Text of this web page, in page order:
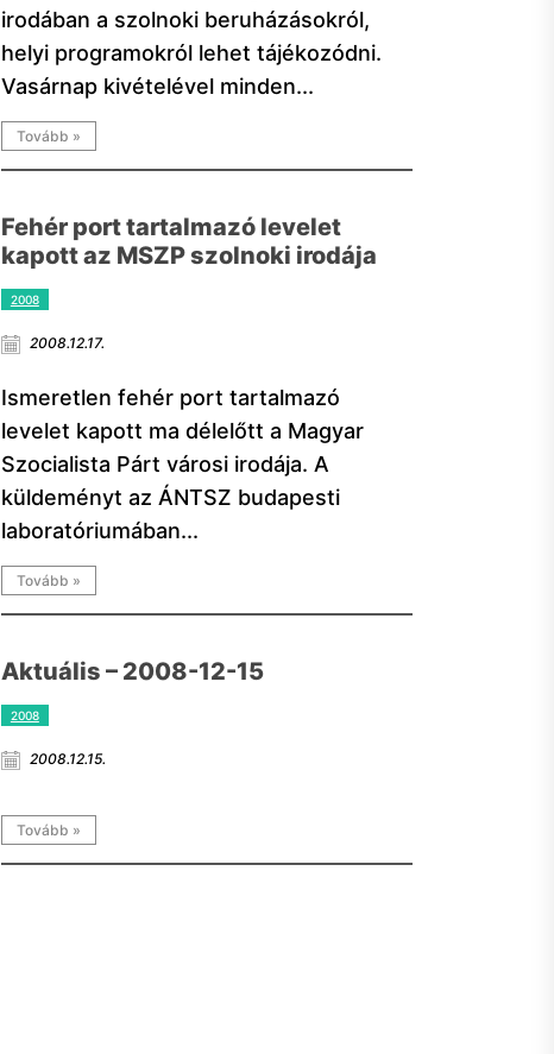
irodában a szolnoki beruházásokról,
helyi programokról lehet tájékozódni.
Vasárnap kivételével minden...
Tovább »
Fehér port tartalmazó levelet
kapott az MSZP szolnoki irodája
2008
2008.12.17.
Ismeretlen fehér port tartalmazó
levelet kapott ma délelőtt a Magyar
Szocialista Párt városi irodája. A
küldeményt az ÁNTSZ budapesti
laboratóriumában...
Tovább »
Aktuális – 2008-12-15
2008
2008.12.15.
Tovább »